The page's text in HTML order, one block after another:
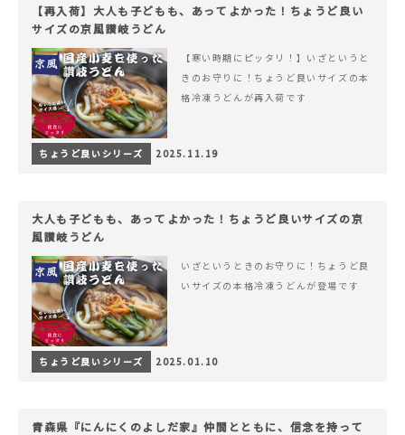
【再入荷】大人も子どもも、あってよかった！ちょうど良い
サイズの京風讃岐うどん
【寒い時期にピッタリ！】いざというと
きのお守りに！ちょうど良いサイズの本
格冷凍うどんが再入荷です
ちょうど良いシリーズ 2025.11.19
大人も子どもも、あってよかった！ちょうど良いサイズの京
風讃岐うどん
いざというときのお守りに！ちょうど良
いサイズの本格冷凍うどんが登場です
ちょうど良いシリーズ 2025.01.10
青森県『にんにくのよしだ家』仲間とともに、信念を持って